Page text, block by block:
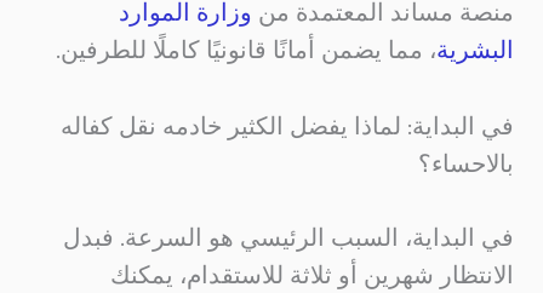
منصة مساند المعتمدة من وزارة الموارد
البشرية، مما يضمن أمانًا قانونيًا كاملًا للطرفين.
في البداية: لماذا يفضل الكثير خادمه نقل كفاله
بالاحساء؟
في البداية، السبب الرئيسي هو السرعة. فبدل
الانتظار شهرين أو ثلاثة للاستقدام، يمكنك